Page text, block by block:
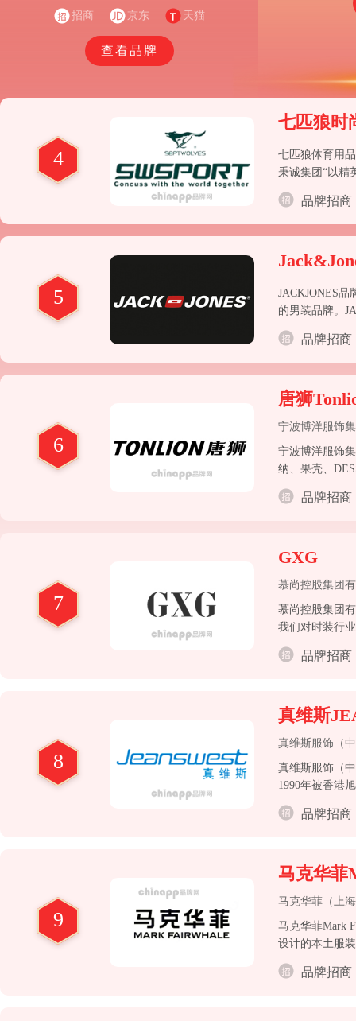
在、自信。优衣库的核心优势在于其基础款单品，如
招商 京东 天猫
查看品牌
4
七匹狼时
七匹狼体育用
秉诚集团“以精
北、江西、福
精英型时尚运
品牌招商
5
JACKJONES
的男装品牌。
bestseller公司
品牌招商
6
唐狮
宁波博洋服饰
宁波博洋服饰
纳、果壳、
分市场的服饰
为多品牌运营
品牌招商
7
GXG
慕尚控股集团
慕尚控股集团
我们对时装行
品牌招商
8
真维斯
真维斯服饰（
真维斯服饰（
1990年被香港
品牌招商
9
马克华菲
马克华菲（上
马克华菲Mark
设计的本土服
品牌招商